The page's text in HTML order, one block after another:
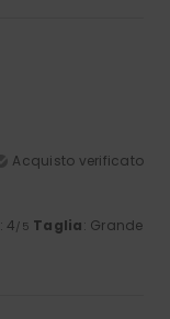
Acquisto verificato
: 4/5 Taglia: Grande